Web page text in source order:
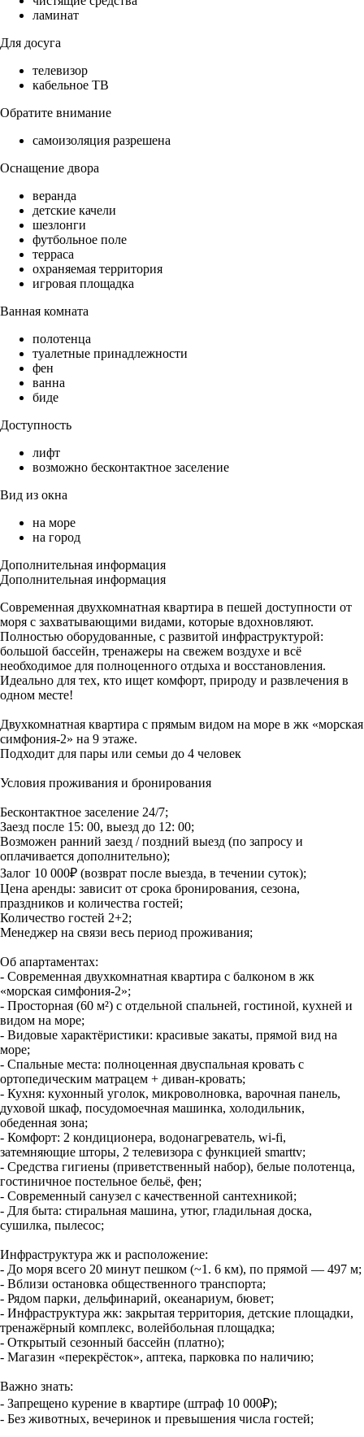
ламинат
Для досуга
телевизор
кабельное ТВ
Обратите внимание
самоизоляция разрешена
Оснащение двора
веранда
детские качели
шезлонги
футбольное поле
терраса
охраняемая территория
игровая площадка
Ванная комната
полотенца
туалетные принадлежности
фен
ванна
биде
Доступность
лифт
возможно бесконтактное заселение
Вид из окна
на море
на город
Дополнительная информация
Дополнительная информация
Современная двухкомнатная квартира в пешей доступности от
моря с захватывающими видами, которые вдохновляют.
Полностью оборудованные, с развитой инфраструктурой:
большой бассейн, тренажеры на свежем воздухе и всё
необходимое для полноценного отдыха и восстановления.
Идеально для тех, кто ищет комфорт, природу и развлечения в
одном месте!
Двухкомнатная квартира с прямым видом на море в жк «морская
симфония-2» на 9 этаже.
Подходит для пары или семьи до 4 человек
Условия проживания и бронирования
Бесконтактное заселение 24/7;
Заезд после 15: 00, выезд до 12: 00;
Возможен ранний заезд / поздний выезд (по запросу и
оплачивается дополнительно);
Залог 10 000₽ (возврат после выезда, в течении суток);
Цена аренды: зависит от срока бронирования, сезона,
праздников и количества гостей;
Количество гостей 2+2;
Менеджер на связи весь период проживания;
Об апартаментах:
- Современная двухкомнатная квартира с балконом в жк
«морская симфония-2»;
- Просторная (60 м²) с отдельной спальней, гостиной, кухней и
видом на море;
- Видовые характёристики: красивые закаты, прямой вид на
море;
- Спальные места: полноценная двуспальная кровать с
ортопедическим матрацем + диван-кровать;
- Кухня: кухонный уголок, микроволновка, варочная панель,
духовой шкаф, посудомоечная машинка, холодильник,
обеденная зона;
- Комфорт: 2 кондиционера, водонагреватель, wi-fi,
затемняющие шторы, 2 телевизора с функцией smarttv;
- Средства гигиены (приветственный набор), белые полотенца,
гостиничное постельное бельё, фен;
- Современный санузел с качественной сантехникой;
- Для быта: стиральная машина, утюг, гладильная доска,
сушилка, пылесос;
Инфраструктура жк и расположение:
- До моря всего 20 минут пешком (~1. 6 км), по прямой — 497 м;
- Вблизи остановка общественного транспорта;
- Рядом парки, дельфинарий, океанариум, бювет;
- Инфраструктура жк: закрытая территория, детские площадки,
тренажёрный комплекс, волейбольная площадка;
- Открытый сезонный бассейн (платно);
- Магазин «перекрёсток», аптека, парковка по наличию;
Важно знать:
- Запрещено курение в квартире (штраф 10 000₽);
- Без животных, вечеринок и превышения числа гостей;